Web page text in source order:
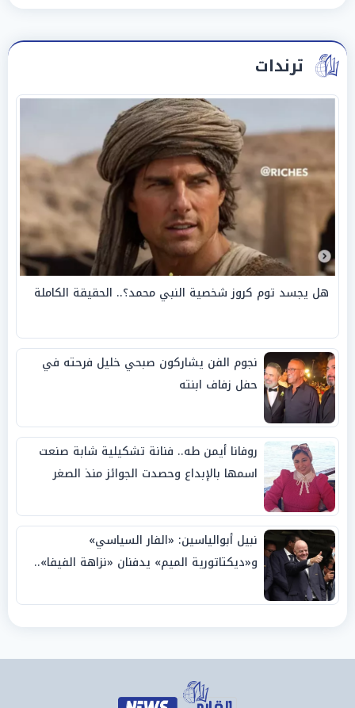
ترندات
هل يجسد توم كروز شخصية النبي محمد؟.. الحقيقة الكاملة
نجوم الفن يشاركون صبحي خليل فرحته في
حفل زفاف ابنته
روفانا أيمن طه.. فنانة تشكيلية شابة صنعت
اسمها بالإبداع وحصدت الجوائز منذ الصغر
نبيل أبوالياسين: «الفار السياسي»
و«ديكتاتورية الميم» يدفنان «نزاهة الفيفا»..